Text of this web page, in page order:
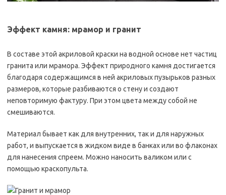
Эффект камня: мрамор и гранит
В составе этой акриловой краски на водной основе нет частиц
гранита или мрамора. Эффект природного камня достигается
благодаря содержащимся в ней акриловых пузырьков разных
размеров, которые разбиваются о стену и создают
неповторимую фактуру. При этом цвета между собой не
смешиваются.
Материал бывает как для внутренних, так и для наружных
работ, и выпускается в жидком виде в банках или во флаконах
для нанесения спреем. Можно наносить валиком или с
помощью краскопульта.